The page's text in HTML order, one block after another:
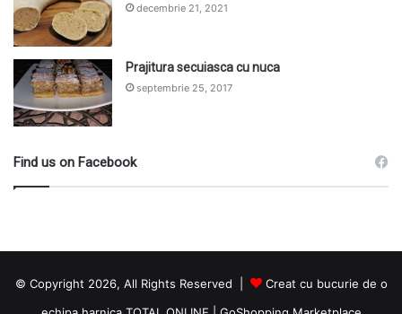
decembrie 21, 2021
Prajitura secuiasca cu nuca
septembrie 25, 2017
Find us on Facebook
© Copyright 2026, All Rights Reserved |
Creat cu bucurie de o